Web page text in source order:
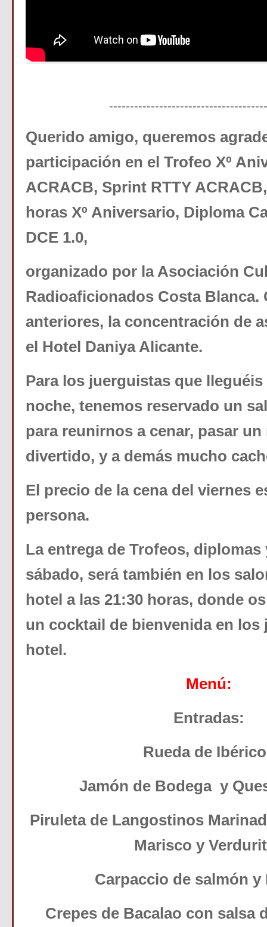
Querido amigo, queremos
participación en el Trofeo Xº
ACRACB, Sprint RTTY
horas Xº Aniversario, Diploma
DCE 1.0,
organizado por la Asociación
Radioaficionados Costa Blanca.
anteriores, la concentración de
el Hotel Daniya Alicante.
Para los juerguistas que
noche, tenemos reservado un
para reunirnos a cenar, pasar
divertido, y a demás mucho
El precio de la cena del viernes
persona.
La entrega de Trofeos, diplomas
sábado, será también en los
hotel a las 21:30 horas, donde
un cocktail de bienvenida en los
hotel.
Menú:
Entradas:
Rueda de
Jamón de Bodega y
Piruleta de Langostinos
Marisco y
Carpaccio de salmón y
Crepes de Bacalao con salsa